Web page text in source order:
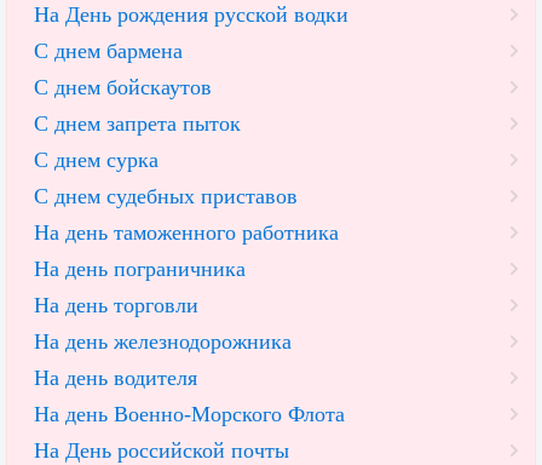
На День рождения русской водки
С днем бармена
С днем бойскаутов
С днем запрета пыток
С днем сурка
С днем судебных приставов
На день таможенного работника
На день пограничника
На день торговли
На день железнодорожника
На день водителя
На день Военно-Морского Флота
На День российской почты